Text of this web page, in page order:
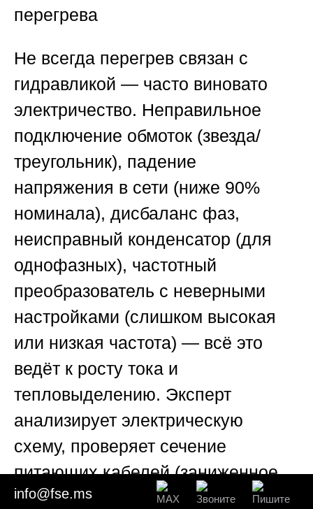
перегрева
Не всегда перегрев связан с
гидравликой — часто виновато
электричество. Неправильное
подключение обмоток (звезда/
треугольник), падение
напряжения в сети (ниже 90%
номинала), дисбаланс фаз,
неисправный конденсатор (для
однофазных), частотный
преобразователь с неверными
настройками (слишком высокая
или низкая частота) — всё это
ведёт к росту тока и
тепловыделению. Эксперт
анализирует электрическую
схему, проверяет сечение
питающих кабелей (заниженное
сечение вызывает нагрев
info@fse.ms